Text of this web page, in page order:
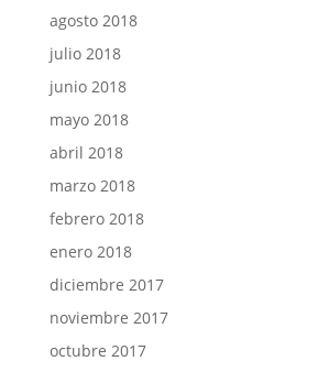
agosto 2018
julio 2018
junio 2018
mayo 2018
abril 2018
marzo 2018
febrero 2018
enero 2018
diciembre 2017
noviembre 2017
octubre 2017